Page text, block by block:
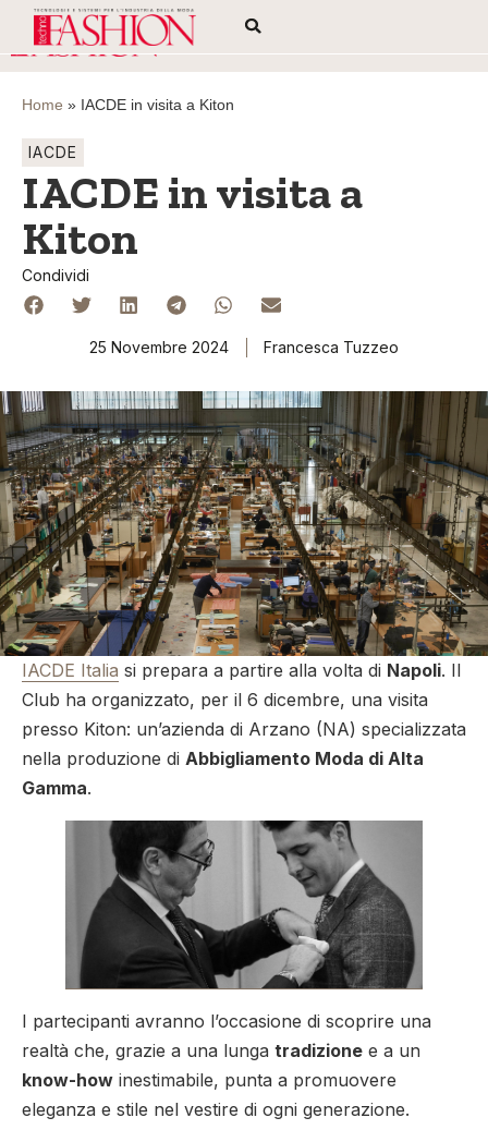
Home » IACDE in visita a Kiton
IACDE
IACDE in visita a
Kiton
Condividi
25 Novembre 2024 Francesca Tuzzeo
IACDE Italia si prepara a partire alla volta di Napoli. Il
Club ha organizzato, per il 6 dicembre, una visita
presso Kiton: un’azienda di Arzano (NA) specializzata
nella produzione di Abbigliamento Moda di Alta
Gamma.
I partecipanti avranno l’occasione di scoprire una
realtà che, grazie a una lunga tradizione e a un
know-how inestimabile, punta a promuovere
eleganza e stile nel vestire di ogni generazione.